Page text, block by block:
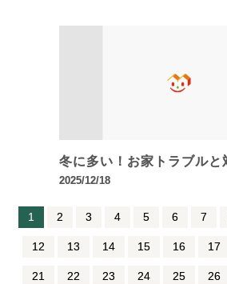
冬に多い！お家トラブルと
2025/12/18
1 2 3 4 5 6 7
12 13 14 15 16 17
21 22 23 24 25 26